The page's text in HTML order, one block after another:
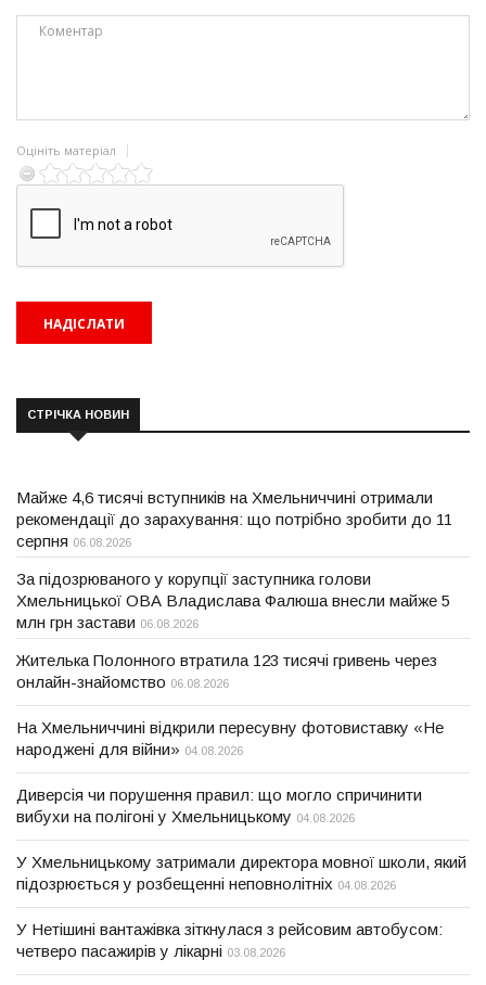
Оцініть матеріал
СТРІЧКА НОВИН
Майже 4,6 тисячі вступників на Хмельниччині отримали
рекомендації до зарахування: що потрібно зробити до 11
серпня 06.08.2026
За підозрюваного у корупції заступника голови
Хмельницької ОВА Владислава Фалюша внесли майже 5
млн грн застави 06.08.2026
Жителька Полонного втратила 123 тисячі гривень через
онлайн-знайомство 06.08.2026
На Хмельниччині відкрили пересувну фотовиставку «Не
народжені для війни» 04.08.2026
Диверсія чи порушення правил: що могло спричинити
вибухи на полігоні у Хмельницькому 04.08.2026
У Хмельницькому затримали директора мовної школи, який
підозрюється у розбещенні неповнолітніх 04.08.2026
У Нетішині вантажівка зіткнулася з рейсовим автобусом:
четверо пасажирів у лікарні 03.08.2026